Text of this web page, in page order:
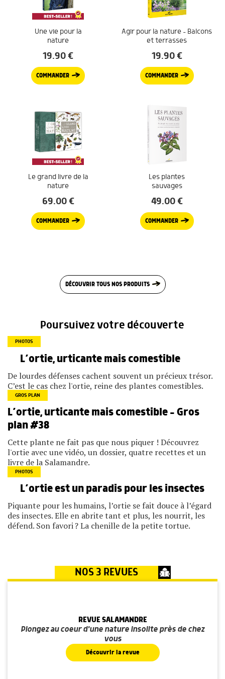
Une vie pour la
nature
19.90€
COMMANDER
Agir pour la nature – Balcons
et terrasses
19.90€
COMMANDER
Le grand livre de la
nature
69.00€
COMMANDER
Les plantes
sauvages
49.00€
COMMANDER
DÉCOUVRIR TOUS NOS PRODUITS
Poursuivez votre découverte
PHOTOS
L’ortie, urticante mais comestible
De lourdes défenses cachent souvent un précieux trésor.
C’est le cas chez l'ortie, reine des plantes comestibles.
GROS PLAN
L’ortie, urticante mais comestible – Gros
plan #38
Cette plante ne fait pas que nous piquer ! Découvrez
l'ortie avec une vidéo, un dossier, quatre recettes et un
livre de la Salamandre.
PHOTOS
L’ortie est un paradis pour les insectes
Piquante pour les humains, l’ortie se fait douce à l’égard
des insectes. Elle en abrite tant et plus, les nourrit, les
défend. Son favori ? La chenille de la petite tortue.
NOS 3 REVUES
REVUE SALAMANDRE
Plongez au coeur d'une nature insolite près de chez
vous
Découvrir la revue